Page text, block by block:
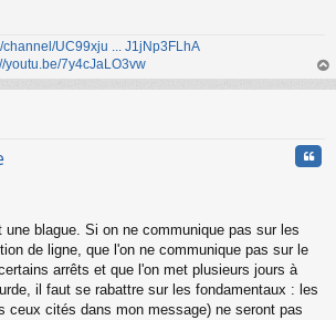
channel/UC99xju ... J1jNp3FLhA
youtu.be/7y4cJaLO3vw
au
blague. Si on ne communique pas sur les
de ligne, que l'on ne communique pas sur le
arrêts et que l'on met plusieurs jours à
il faut se rabattre sur les fondamentaux : les
ceux cités dans mon message) ne seront pas